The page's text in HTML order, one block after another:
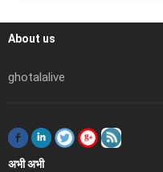
About us
ghotalalive
अभी अभी